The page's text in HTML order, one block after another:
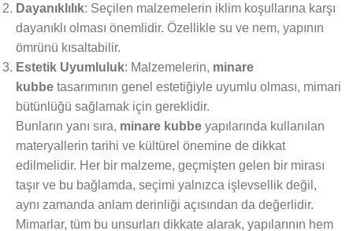
Dayanıklılık: Seçilen malzemelerin iklim koşullarına karşı
dayanıklı olması önemlidir. Özellikle su ve nem, yapının
ömrünü kısaltabilir.
Estetik Uyumluluk: Malzemelerin, minare
kubbe tasarımının genel estetiğiyle uyumlu olması, mimari
bütünlüğü sağlamak için gereklidir.
Bunların yanı sıra, minare kubbe yapılarında kullanılan
materyallerin tarihi ve kültürel önemine de dikkat
edilmelidir. Her bir malzeme, geçmişten gelen bir mirası
taşır ve bu bağlamda, seçimi yalnızca işlevsellik değil,
aynı zamanda anlam derinliği açısından da değerlidir.
Mimarlar, tüm bu unsurları dikkate alarak, yapılarının hem